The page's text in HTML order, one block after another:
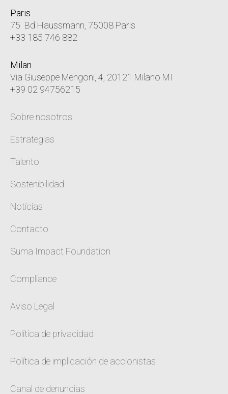
Paris
75 Bd Haussmann, 75008 Paris
+33 185 746 882
Milan
Via Giuseppe Mengoni, 4, 20121 Milano MI
+39 02 94756215
Sobre nosotros
Estrategias
Talento
Sostenibilidad
Notícias
Contacto
Suma Impact Foundation
Compliance
Aviso Legal
Política de privacidad
Política de implicación de accionistas
Canal de denuncias